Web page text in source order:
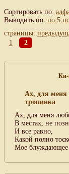
Сортировать по:
Выводить по: по 5
страницы:
1
2
Ки-
Ах, для
тропинка
Ах, для меня
В местах, не
И все равно,
Какой полно
Мое блуждающее